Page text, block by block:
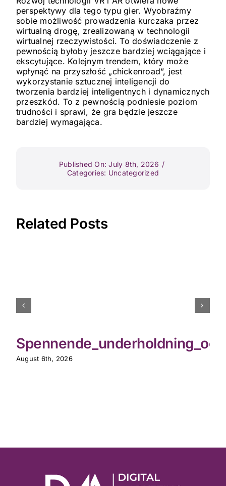
perspektywy dla tego typu gier. Wyobraźmy
sobie możliwość prowadzenia kurczaka przez
wirtualną drogę, zrealizowaną w technologii
wirtualnej rzeczywistości. To doświadczenie z
pewnością byłoby jeszcze bardziej wciągające i
ekscytujące. Kolejnym trendem, który może
wpłynąć na przyszłość „chickenroad”, jest
wykorzystanie sztucznej inteligencji do
tworzenia bardziej inteligentnych i dynamicznych
przeszkód. To z pewnością podniesie poziom
trudności i sprawi, że gra będzie jeszcze
bardziej wymagająca.
Published On: July 8th, 2026 /
Categories: Uncategorized
Related Posts
August 6th, 2026